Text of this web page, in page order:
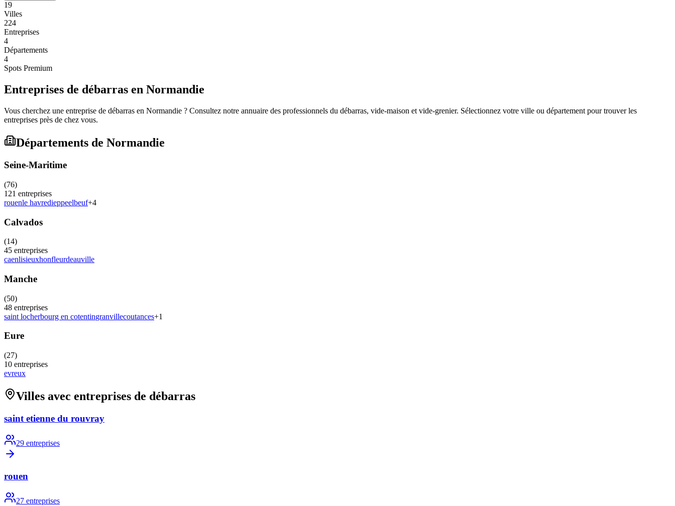
19
Villes
224
Entreprises
4
Départements
4
Spots Premium
Entreprises de débarras en Normandie
Vous cherchez une entreprise de débarras en Normandie ? Consultez notre annuaire des professionnels du débarras, vide-maison et vide-grenier. Sélectionnez votre ville ou département pour trouver les
entreprises près de chez vous.
Départements de Normandie
Seine-Maritime
(76)
121 entreprises
rouenle havredieppeelbeuf+4
Calvados
(14)
45 entreprises
caenlisieuxhonfleurdeauville
Manche
(50)
48 entreprises
saint locherbourg en cotentingranvillecoutances+1
Eure
(27)
10 entreprises
evreux
Villes avec entreprises de débarras
saint etienne du rouvray
29 entreprises
rouen
27 entreprises